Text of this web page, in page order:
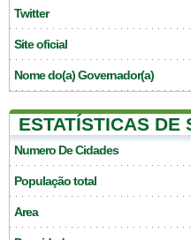
Twitter
Site oficial
Nome do(a) Governador(a)
ESTATÍSTICAS DE
Numero De Cidades
População total
Area